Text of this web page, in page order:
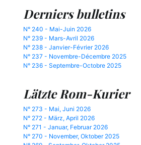
Derniers bulletins
N° 240 - Mai-Juin 2026
N° 239 - Mars-Avril 2026
N° 238 - Janvier-Février 2026
N° 237 - Novembre-Décembre 2025
N° 236 - Septembre-Octobre 2025
Lätzte Rom-Kurier
N° 273 - Mai, Juni 2026
N° 272 - März, April 2026
N° 271 - Januar, Februar 2026
N° 270 - November, Oktober 2025